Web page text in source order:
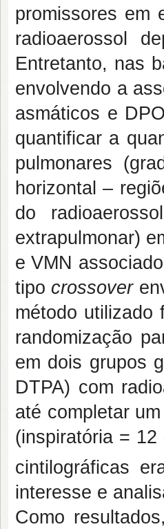
promissores em
radioaerossol
Entretanto, nas
envolvendo a
asmáticos e
quantificar a
pulmonares
horizontal –
do
extrapulmonar)
e VMN
tipo crossover
método utilizado
randomização
em dois grupos
DTPA) com
até completar
(inspiratória = 12
cintilográficas
interesse e
Como